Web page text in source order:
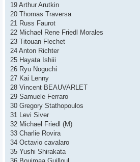
19 Arthur Arutkin
20 Thomas Traversa
21 Russ Faurot
22 Michael Rene Friedl Morales
23 Titouan Flechet
24 Anton Richter
25 Hayata Ishiii
26 Ryu Noguchi
27 Kai Lenny
28 Vincent BEAUVARLET
29 Samuele Ferraro
30 Gregory Stathopoulos
31 Levi Siver
32 Michael Friedl (M)
33 Charlie Rovira
34 Octavio cavalaro
35 Yushi Shirakata